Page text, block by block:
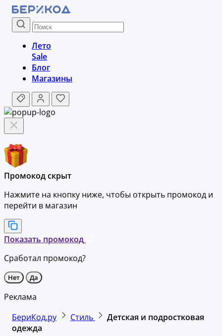
Лето
Sale
Блог
Магазины
Промокод скрыт
Нажмите на кнопку ниже, чтобы открыть промокод и
перейти в магазин
Показать промокод
Сработал промокод?
Нет Да
Реклама
БериКод.ру
Стиль
Детская и подростковая
одежда